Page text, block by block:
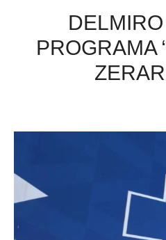
PROGRAMA